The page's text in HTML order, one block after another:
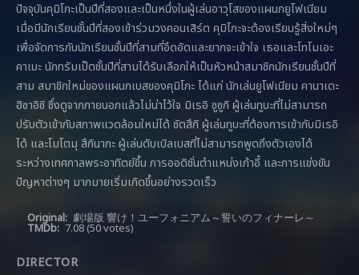
ปัจจุบันคุมิโกะเป็นปีที่สองและเป็นหนึ่งในผู้เล่นอาวุโสของแผนกยูโฟเนียม
เมื่อมีนักเรียนชั้นปีที่สองเข้าร่วมวงคอนเสิร์ต คุมิโกะจะต้องเรียนรู้สิ่งใหม่ๆ
เพื่อจัดการกับนักเรียนชั้นปีที่สามที่อึดอัดและยากจะเข้าใจ เธอและโทโมเอะ
คาเบะ นักทรัมเป็ตชั้นปีที่สามได้รับเลือกให้เป็นหัวหน้าสมาชิกนักเรียนชั้นปีที่
สาม สมาชิกใหม่ของแผนกเบสของคุมิโกะ ได้แก่ นักเล่นยูโฟเนียม คานาเดะ
ฮิซาอิชิ ซึ่งดูจากภายนอกแล้วไม่น่าไว้ใจ มิเรอิ ซูซูกิ ผู้เล่นทูบะที่ไม่สามารถ
ปรับตัวเข้ากับสภาพแวดล้อมใหม่ได้ ซัตสึกิ ผู้เล่นทูบะที่ต้องการเข้ากับมิเรอิ
ได้ และโมโตมุ สึกินากะ ผู้เล่นดับเบิลเบสที่ไม่สามารถพูดถึงตัวเองได้
ระหว่างเทศกาลพระอาทิตย์ขึ้น การออดิชั่นตำแหน่งเก้าอี้ และการแข่งขัน
ปัญหาต่างๆ มากมายเริ่มเกิดขึ้นอย่างรวดเร็ว
Original: 劇場版 響け！ユーフォニアム～誓いのフィナーレ～
TMDb: 7.08 (50 votes)
DIRECTOR